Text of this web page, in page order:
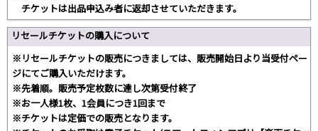
チケットは出品申込み者に返却させていただきます。
リセールチケットの購入について
※リセールチケットの販売につきましては、販売開始日より当受付ペー
ジにてご購入いただけます。
※先着順。販売予定枚数に達し次第受付終了
※お一人様1枚、1会員につき1回まで
※チケットは定価での販売となります。